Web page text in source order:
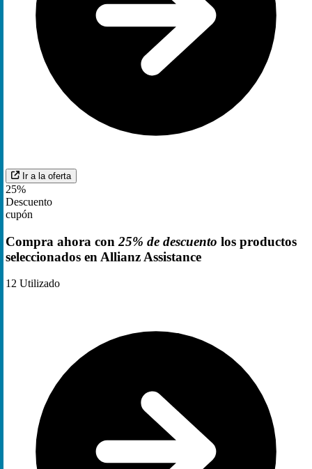
Ir a la oferta
25%
Descuento
cupón
Compra ahora con 25% de descuento los productos
seleccionados en Allianz Assistance
12 Utilizado